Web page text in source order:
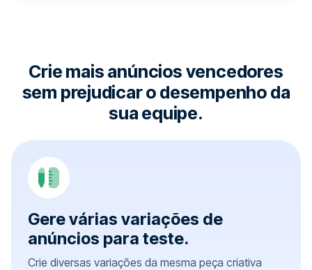
Crie mais anúncios vencedores
sem prejudicar o desempenho da
sua equipe.
Gere várias variações de
anúncios para teste.
Crie diversas variações da mesma peça criativa